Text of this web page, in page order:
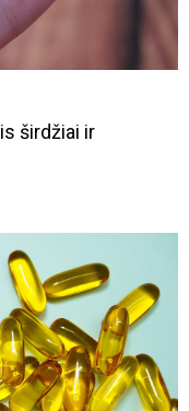
širdžiai ir